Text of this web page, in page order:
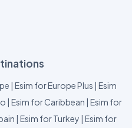
| Esim for Europe Plus | Esim
| Esim for Caribbean | Esim for
| Esim for Turkey | Esim for